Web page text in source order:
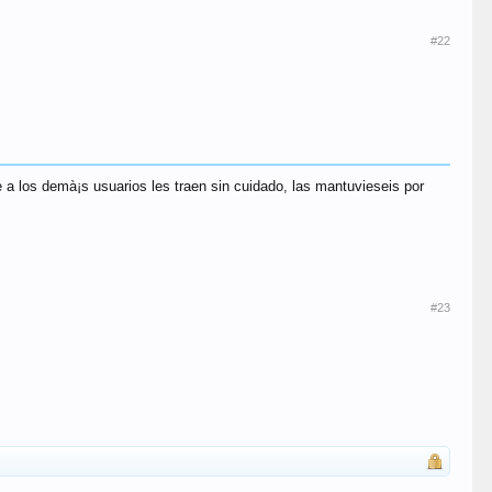
#22
los demà¡s usuarios les traen sin cuidado, las mantuvieseis por
#23